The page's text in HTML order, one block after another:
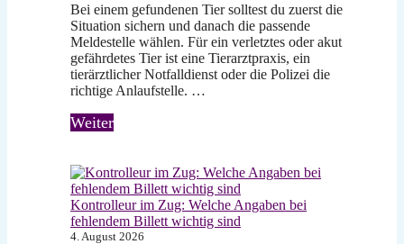
Bei einem gefundenen Tier solltest du zuerst die
Situation sichern und danach die passende
Meldestelle wählen. Für ein verletztes oder akut
gefährdetes Tier ist eine Tierarztpraxis, ein
tierärztlicher Notfalldienst oder die Polizei die
richtige Anlaufstelle. …
Weiter
Kontrolleur im Zug: Welche Angaben bei
fehlendem Billett wichtig sind
4. August 2026